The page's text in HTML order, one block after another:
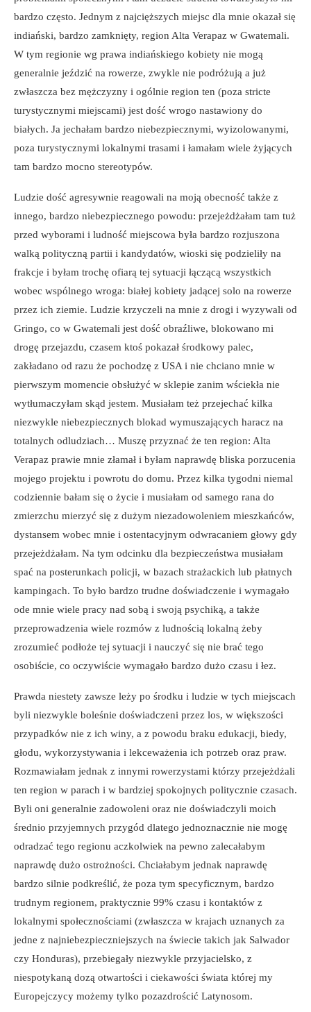
bardzo często. Jednym z najcięższych miejsc dla mnie okazał się
indiański, bardzo zamknięty, region Alta Verapaz w Gwatemali.
W tym regionie wg prawa indiańskiego kobiety nie mogą
generalnie jeździć na rowerze, zwykle nie podróżują a już
zwłaszcza bez mężczyzny i ogólnie region ten (poza stricte
turystycznymi miejscami) jest dość wrogo nastawiony do
białych. Ja jechałam bardzo niebezpiecznymi, wyizolowanymi,
poza turystycznymi lokalnymi trasami i łamałam wiele żyjących
tam bardzo mocno stereotypów.
Ludzie dość agresywnie reagowali na moją obecność także z
innego, bardzo niebezpiecznego powodu: przejeżdżałam tam tuż
przed wyborami i ludność miejscowa była bardzo rozjuszona
walką polityczną partii i kandydatów, wioski się podzieliły na
frakcje i byłam trochę ofiarą tej sytuacji łączącą wszystkich
wobec wspólnego wroga: białej kobiety jadącej solo na rowerze
przez ich ziemie. Ludzie krzyczeli na mnie z drogi i wyzywali od
Gringo, co w Gwatemali jest dość obraźliwe, blokowano mi
drogę przejazdu, czasem ktoś pokazał środkowy palec,
zakładano od razu że pochodzę z USA i nie chciano mnie w
pierwszym momencie obsłużyć w sklepie zanim wściekła nie
wytłumaczyłam skąd jestem. Musiałam też przejechać kilka
niezwykle niebezpiecznych blokad wymuszających haracz na
totalnych odludziach… Muszę przyznać że ten region: Alta
Verapaz prawie mnie złamał i byłam naprawdę bliska porzucenia
mojego projektu i powrotu do domu. Przez kilka tygodni niemal
codziennie bałam się o życie i musiałam od samego rana do
zmierzchu mierzyć się z dużym niezadowoleniem mieszkańców,
dystansem wobec mnie i ostentacyjnym odwracaniem głowy gdy
przejeżdżałam. Na tym odcinku dla bezpieczeństwa musiałam
spać na posterunkach policji, w bazach strażackich lub płatnych
kampingach. To było bardzo trudne doświadczenie i wymagało
ode mnie wiele pracy nad sobą i swoją psychiką, a także
przeprowadzenia wiele rozmów z ludnością lokalną żeby
zrozumieć podłoże tej sytuacji i nauczyć się nie brać tego
osobiście, co oczywiście wymagało bardzo dużo czasu i łez.
Prawda niestety zawsze leży po środku i ludzie w tych miejscach
byli niezwykle boleśnie doświadczeni przez los, w większości
przypadków nie z ich winy, a z powodu braku edukacji, biedy,
głodu, wykorzystywania i lekceważenia ich potrzeb oraz praw.
Rozmawiałam jednak z innymi rowerzystami którzy przejeżdżali
ten region w parach i w bardziej spokojnych politycznie czasach.
Byli oni generalnie zadowoleni oraz nie doświadczyli moich
średnio przyjemnych przygód dlatego jednoznacznie nie mogę
odradzać tego regionu aczkolwiek na pewno zalecałabym
naprawdę dużo ostrożności. Chciałabym jednak naprawdę
bardzo silnie podkreślić, że poza tym specyficznym, bardzo
trudnym regionem, praktycznie 99% czasu i kontaktów z
lokalnymi społecznościami (zwłaszcza w krajach uznanych za
jedne z najniebezpieczniejszych na świecie takich jak Salwador
czy Honduras), przebiegały niezwykle przyjacielsko, z
niespotykaną dozą otwartości i ciekawości świata której my
Europejczycy możemy tylko pozazdrościć Latynosom.